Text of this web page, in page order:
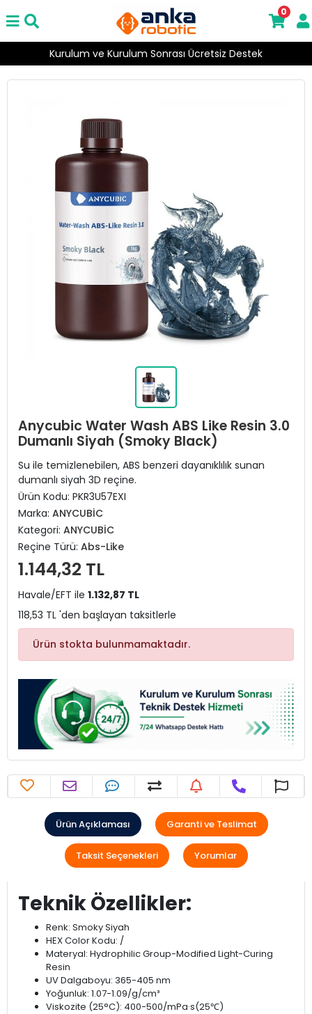
Kurulum ve Kurulum Sonrası Ücretsiz Destek
0
Anycubic Water Wash ABS Like Resin 3.0
Dumanlı Siyah (Smoky Black)
Su ile temizlenebilen, ABS benzeri dayanıklılık sunan
dumanlı siyah 3D reçine.
Ürün Kodu: PKR3U57EXI
Marka: ANYCUBİC
Kategori: ANYCUBİC
Reçine Türü: Abs-Like
1.144,32 TL
Havale/EFT ile 1.132,87 TL
118,53 TL 'den başlayan taksitlerle
Ürün stokta bulunmamaktadır.
Ürün Açıklaması Garanti ve Teslimat
Taksit Seçenekleri Yorumlar
Teknik Özellikler:
Renk: Smoky Siyah
HEX Color Kodu: /
Materyal: Hydrophilic Group-Modified Light-Curing
Resin
UV Dalgaboyu: 365-405 nm
Yoğunluk: 1.07-1.09/g/cm³
Viskozite (25°C): 400-500/mPa·s(25℃)